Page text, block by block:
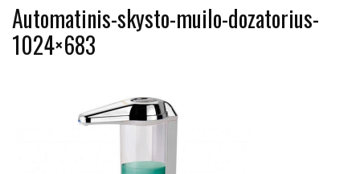
Automatinis-skysto-muilo-dozatorius-
1024×683